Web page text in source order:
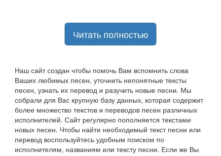
Читать полностью
Наш сайт создан чтобы помочь Вам вспомнить слова
Ваших любимых песен, уточнить непонятные тексты
песен, узнать их перевод и разучить новые песни. Мы
собрали для Вас крупную базу данных, которая содержит
более множество текстов и переводов песен различных
исполнителей. Сайт регулярно пополняется текстами
новых песен. Чтобы найти необходимый текст песни или
перевод воспользуйтесь удобным поиском по
исполнителям, названиям или тексту песни. Если же Вы